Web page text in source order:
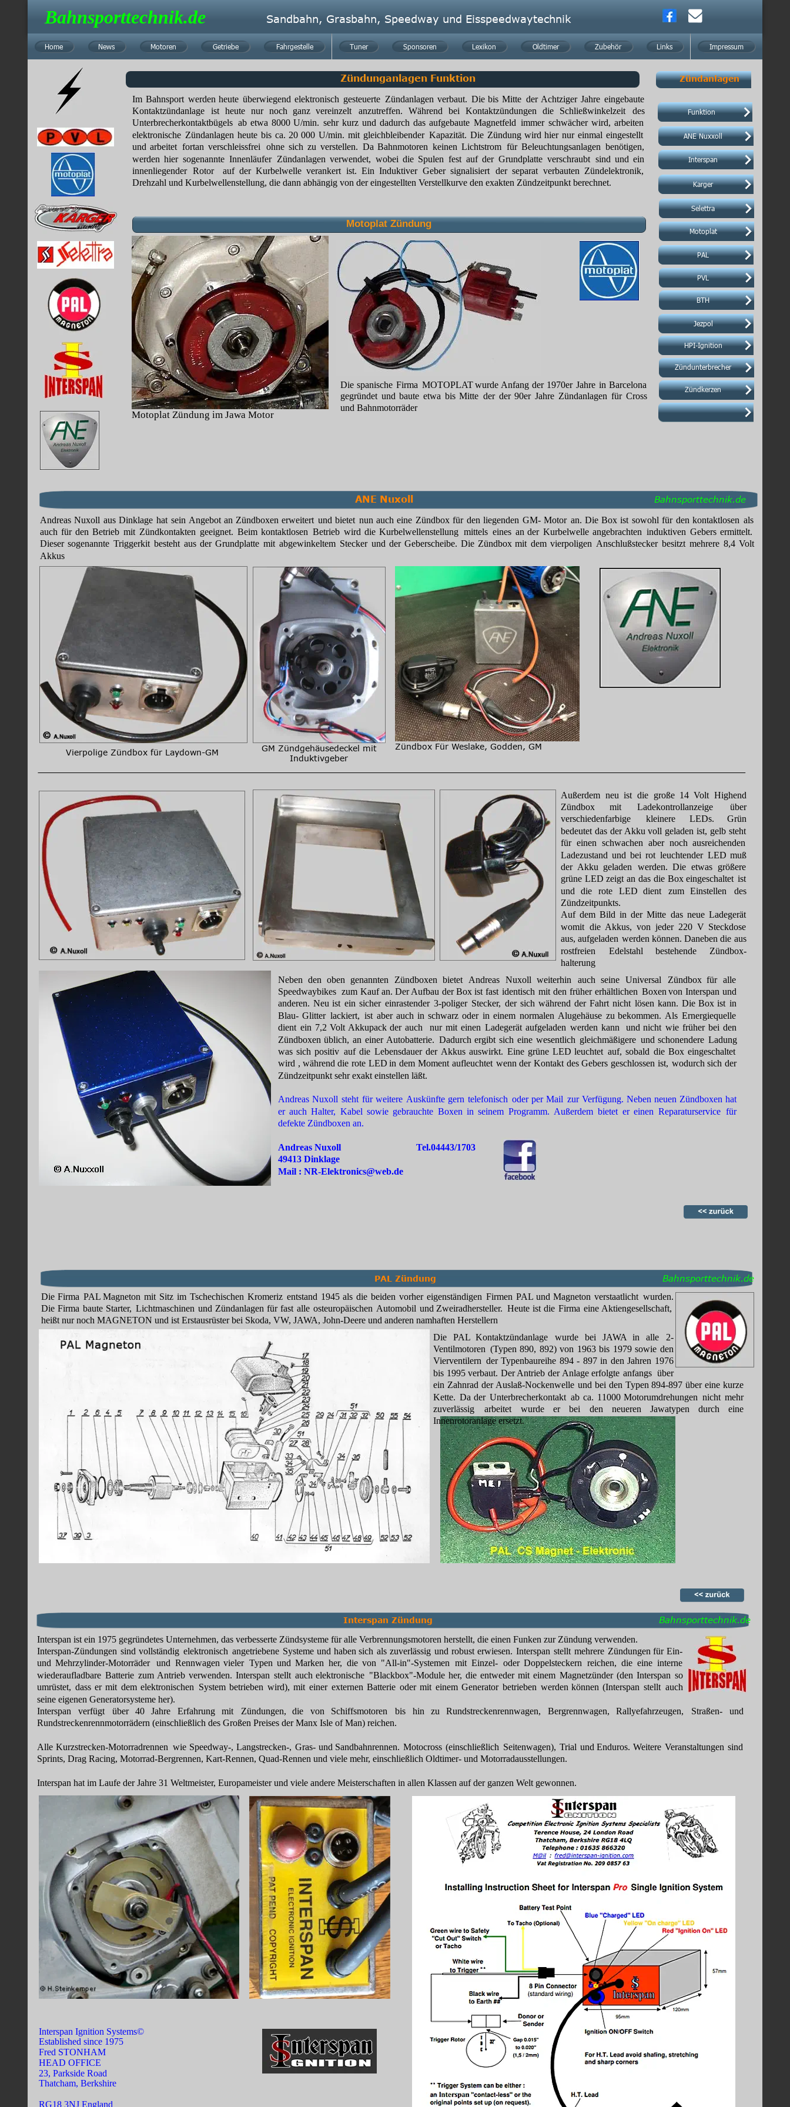
Motoplat
Motoplat
HPI-Ignition
HPI-Ignition
PVL
PVL
Zündkerzen
Zündkerzen
Jezpol
Jezpol
BTH
BTH
Selettra
Selettra
PAL
PAL
Zündunterbrecher
Zündunterbrecher
Karger
Karger
Interspan
Interspan
ANE Nuxxoll
ANE Nuxxoll
Funktion
Funktion
Zündunganlagen Funktion
Im Bahnsport werden heute überwiegend elektronisch gesteuerte Zündanlagen verbaut. Die bis Mitte der Achtziger Jahre eingebaute
Kontaktzündanlage
ist heute nur noch ganz vereinzelt anzutreffen. Während bei Kontaktzündungen die Schließwinkelzeit
des
Unterbrecherkontaktbügels ab etwa 8000 U/min. sehr kurz und dadurch das aufgebaute Magnetfeld immer schwächer wird, arbeiten
elektronische Zündanlagen heute bis ca. 20 000 U/min. mit gleichbleibender Kapazität. Die Zündung wird hier nur einmal eingestellt
und arbeitet fortan verschleissfrei ohne sich zu verstellen. Da Bahnmotoren keinen Lichtstrom für Beleuchtungsanlagen benötigen,
werden hier sogenannte Innenläufer Zündanlagen verwendet, wobei die Spulen fest auf der Grundplatte verschraubt sind und ein
innenliegender Rotor auf der Kurbelwelle verankert ist. Ein Induktiver Geber signalisiert der separat verbauten Zündelektronik,
Drehzahl und Kurbelwellenstellung, die dann abhängig von der eingestellten Verstellkurve den exakten Zündzeitpunkt berechnet.
Motoplat Zündung
Die spanische Firma MOTOPLATwurde Anfang der 1970er Jahre in Barcelona
gegründet und baute etwa bis Mitte der der 90er Jahre Zündanlagen für Cross
und Bahnmotorräder
Motoplat Zündung im Jawa Motor
ANE Nuxoll Bahnsporttechnik.de
Andreas Nuxoll aus Dinklage hat sein Angebot an Zündboxen erweitert und bietet nun auch eine Zündbox für den liegenden GM- Motor an. Die Box ist sowohl für den kontaktlosen als
auch für den Betrieb mit Zündkontakten geeignet. Beim kontaktlosen Betrieb wird die Kurbelwellenstellung mittels eines an der Kurbelwelle angebrachten induktiven Gebers ermittelt.
Dieser sogenannte Triggerkit besteht aus der Grundplatte mit abgewinkeltem Stecker und der Geberscheibe. Die Zündbox mit dem vierpoligen Anschlußstecker besitzt mehrere 8,4 Volt
Akkus
Vierpolige Zündbox für Laydown-GM
GM Zündgehäusedeckel mit
Induktivgeber
Außerdem neu ist die große 14 Volt Highend
Zündbox
mit Ladekontrollanzeige
über
verschiedenfarbige
kleinere LEDs.
Grün
bedeutet das der Akku voll geladen ist, gelb steht
für einen schwachen aber noch ausreichenden
Ladezustand und bei rot leuchtender LED muß
der Akku geladen werden. Die etwas größere
grüne LED zeigt an das die Box eingeschaltet ist
und
die rote LED dient zum Einstellen
des
Zündzeitpunkts.
Auf dem Bild in der Mitte das neue Ladegerät
womit die Akkus, von jeder 220 V Steckdose
aus, aufgeladen werden können. Daneben die aus
rostfreien
Edelstahl bestehende
Zündbox-
halterung
Zündbox Für Weslake, Godden, GM
Neben den oben genannten Zündboxen bietet Andreas Nuxoll weiterhin auch seine Universal Zündbox für alle
Speedwaybikes zum Kauf an. Der Aufbau der Box ist fast identisch mit den früher erhältlichen Boxen von Interspan und
anderen. Neu ist ein sicher einrastender 3-poliger Stecker, der sich während der Fahrt nicht lösen kann. Die Box ist in
Blau- Glitter lackiert, ist aber auch in schwarz oder in einem normalen Alugehäuse zu bekommen. Als Ernergiequelle
dient ein 7,2 Volt Akkupack der auch nur mit einen Ladegerät aufgeladen werden kann und nicht wie früher bei den
Zündboxen üblich, an einer Autobatterie. Dadurch ergibt sich eine wesentlich gleichmäßigere und schonendere Ladung
was sich positiv auf die Lebensdauer der Akkus auswirkt. Eine grüne LED leuchtet auf, sobald die Box eingeschaltet
wird , während die rote LED in dem Moment aufleuchtet wenn der Kontakt des Gebers geschlossen ist, wodurch sich der
Zündzeitpunkt sehr exakt einstellen läßt.
Andreas Nuxoll steht für weitere Auskünfte gern telefonisch oder per Mail zur Verfügung. Neben neuen Zündboxen hat
er auch Halter, Kabel sowie gebrauchte Boxen in seinem Programm. Außerdem bietet er einen Reparaturservice für
defekte Zündboxen an.
Andreas Nuxoll                                Tel.04443/1703
49413 Dinklage
Mail : NR-Elektronics@web.de
PAL Zündung Bahnsporttechnik.de
Die Firma PAL Magneton mit Sitz im Tschechischen Kromeriz entstand 1945 als die beiden vorher eigenständigen Firmen PAL und Magneton verstaatlicht wurden.
Die Firma baute Starter, Lichtmaschinen und Zündanlagen für fast alle osteuropäischen Automobil und Zweiradhersteller. Heute ist die Firma eine Aktiengesellschaft,
heißt nur noch MAGNETON und ist Erstausrüster bei Skoda, VW, JAWA, John-Deere und anderen namhaften Herstellern
Die
PAL Kontaktzündanlage wurde bei JAWA in alle
2-
Ventilmotoren (Typen 890, 892) von 1963 bis 1979 sowie den
Vierventilern der Typenbaureihe 894 - 897 in den Jahren 1976
bis 1995 verbaut. Der Antrieb der Anlage erfolgte anfangs über
ein Zahnrad der Auslaß-Nockenwelle und bei den Typen 894-897 über eine kurze
Kette. Da der Unterbrecherkontakt ab ca. 11000 Motorumdrehungen nicht mehr
zuverlässig
arbeitet wurde er bei den neueren Jawatypen durch
eine
Innenrotoranlage ersetzt.
Interspan Zündung Bahnsporttechnik.de
Interspan Ignition Systems©
Established since 1975
Fred STONHAM
HEAD OFFICE
23, Parkside Road
Thatcham, Berkshire
RG18 3NJ England
Interspan ist ein 1975 gegründetes Unternehmen, das verbesserte Zündsysteme für alle Verbrennungsmotoren herstellt, die einen Funken zur Zündung verwenden.
Interspan-Zündungen sind vollständig elektronisch angetriebene Systeme und haben sich als zuverlässig und robust erwiesen. Interspan stellt mehrere Zündungen für Ein-
und Mehrzylinder-Motorräder und Rennwagen vieler Typen und Marken her, die von "All-in"-Systemen mit Einzel- oder Doppelsteckern reichen, die eine interne
wiederaufladbare Batterie zum Antrieb verwenden. Interspan stellt auch elektronische "Blackbox"-Module her, die entweder mit einem Magnetzünder (den Interspan so
umrüstet, dass er mit dem elektronischen System betrieben wird), mit einer externen Batterie oder mit einem Generator betrieben werden können (Interspan stellt auch
seine eigenen Generatorsysteme her).
Interspan
verfügt über 40 Jahre Erfahrung mit Zündungen, die von Schiffsmotoren bis hin zu Rundstreckenrennwagen, Bergrennwagen, Rallyefahrzeugen, Straßen-
und
Rundstreckenrennmotorrädern (einschließlich des Großen Preises der Manx Isle of Man) reichen.
Alle Kurzstrecken-Motorradrennen wie Speedway-, Langstrecken-, Gras- und Sandbahnrennen. Motocross (einschließlich Seitenwagen), Trial und Enduros. Weitere Veranstaltungen sind
Sprints, Drag Racing, Motorrad-Bergrennen, Kart-Rennen, Quad-Rennen und viele mehr, einschließlich Oldtimer- und Motorradausstellungen.
Interspan hat im Laufe der Jahre 31 Weltmeister, Europameister und viele andere Meisterschaften in allen Klassen auf der ganzen Welt gewonnen.
Zündanlagen
Bahnsporttechnik.de Sandbahn, Grasbahn, Speedway und Eisspeedwaytechnik
Home News Motoren Getriebe Fahrgestelle Tuner Sponsoren Lexikon Oldtimer Zubehör Links Impressum
Home News Motoren Getriebe Fahrgestelle Tuner Sponsoren Lexikon Oldtimer Zubehör Links Impressum